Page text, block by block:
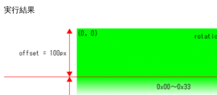
実行結果